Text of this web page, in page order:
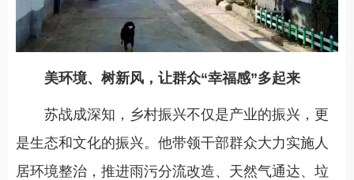
美环境、树新风，让群众“幸福感”多起来
苏战成深知，乡村振兴不仅是产业的振兴，更
是生态和文化的振兴。他带领干部群众大力实施人
居环境整治，推进雨污分流改造、天然气通达、垃